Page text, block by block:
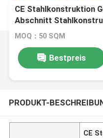
CE Stahlkonstruktion
Abschnitt
MOQ：50 SQM
Bestpreis
PRODUKT-
CE